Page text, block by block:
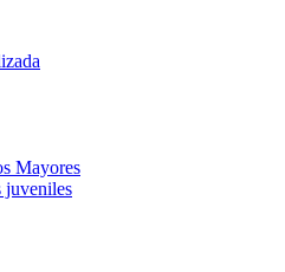
Mayores
juveniles